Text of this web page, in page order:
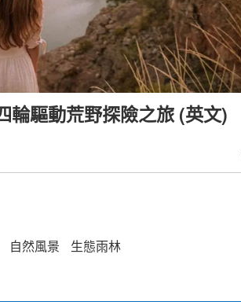
輪驅動荒野探險之旅 (英文)
自然風景
生態雨林